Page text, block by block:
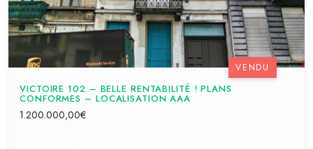
VICTOIRE 102 – BELLE RENTABILITÉ ! PLANS
CONFORMES – LOCALISATION AAA
1.200.000,00€
VENDU